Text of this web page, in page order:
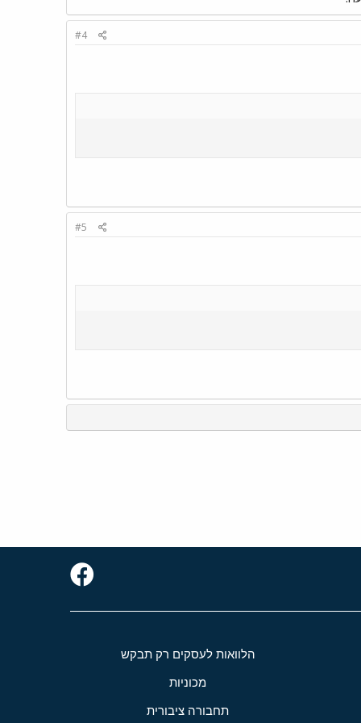
#4
#5
הלוואות לעסקים רק תבקש
מכוניות
תחבורה ציבורית